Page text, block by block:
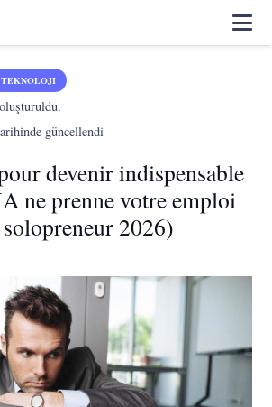
TEKNOLOJI
güncellendi
devenir indispensable
ne prenne votre emploi
2026)